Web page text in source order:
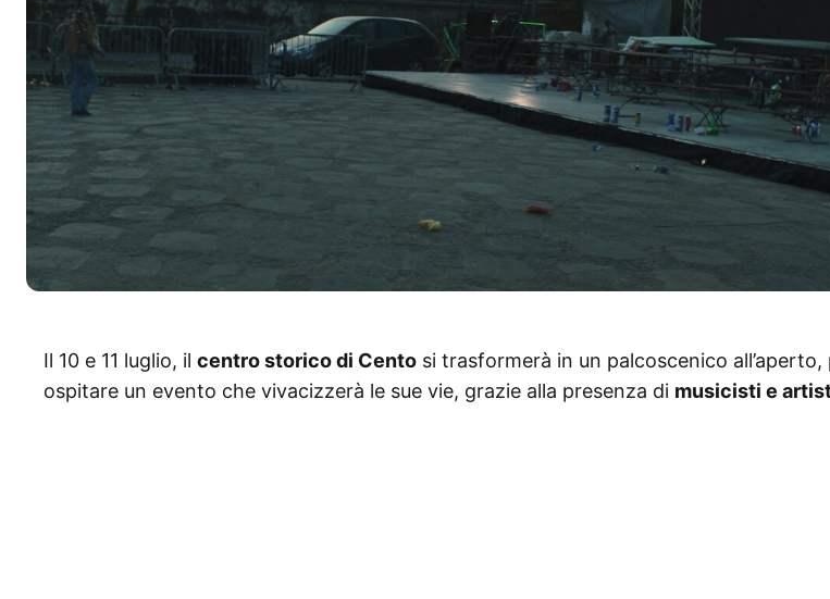
Il 10 e 11 luglio, il centro storico di Cento si trasformerà in un palcoscenico
ospitare un evento che vivacizzerà le sue vie, grazie alla presenza di musicisti e